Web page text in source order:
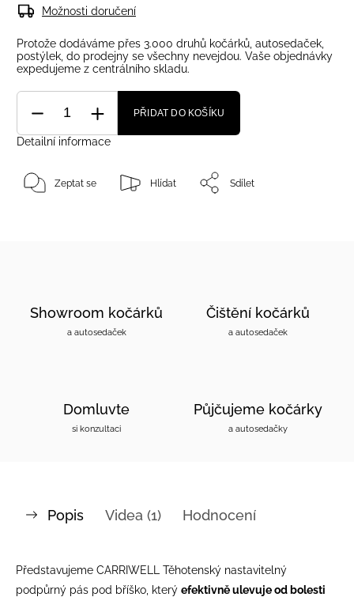
Možnosti doručení
Protože dodáváme přes 3.000 druhů kočárků, autosedaček,
postýlek, do prodejny se všechny nevejdou. Vaše objednávky
expedujeme z centrálního skladu.
PŘIDAT DO KOŠÍKU
Detailní informace
Zeptat se Hlídat Sdílet
Showroom kočárků
a autosedaček
Čištění kočárků
a autosedaček
Domluvte
si konzultaci
Půjčujeme kočárky
a autosedačky
Popis Videa (1) Hodnocení
Představujeme CARRIWELL Těhotenský nastavitelný
podpůrný pás pod bříško, který efektivně ulevuje od bolesti